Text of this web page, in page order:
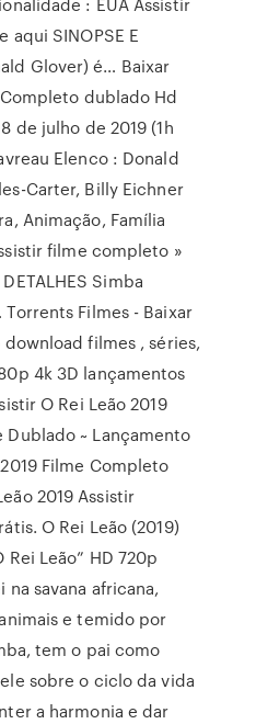
SINOPSE E
Glover) é… Baixar
dublado Hd
de julho de 2019 (1h
Elenco : Donald
Carter, Billy Eichner
Animação, Família
filme completo »
Simba
Filmes - Baixar
filmes , séries,
4k 3D lançamentos
O Rei Leão 2019
~ Lançamento
Filme Completo
2019 Assistir
O Rei Leão (2019)
Rei Leão” HD 720p
na savana africana,
e temido por
tem o pai como
sobre o ciclo da vida
a harmonia e dar